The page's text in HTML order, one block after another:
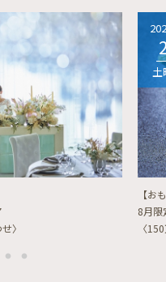
〉
土
【お
8月限
〈